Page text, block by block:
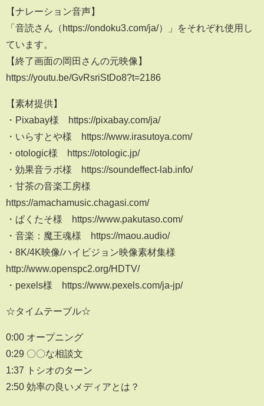
【ナレーション音声】
「音読さん（https://ondoku3.com/ja/）」をそれぞれ使用し
ています。
【終了画面の岡田さんの元映像】
https://youtu.be/GvRsriStDo8?t=2186
【素材提供】
・Pixabay様 https://pixabay.com/ja/
・いらすとや様 https://www.irasutoya.com/
・otologic様 https://otologic.jp/
・効果音ラボ様 https://soundeffect-lab.info/
・甘茶の音楽工房様
https://amachamusic.chagasi.com/
・ぱくたそ様 https://www.pakutaso.com/
・音楽：魔王魂様 https://maou.audio/
・8K/4K映像/ハイビジョン映像素材集様
http://www.openspc2.org/HDTV/
・pexels様 https://www.pexels.com/ja-jp/
☆タイムテーブル☆
0:00 オープニング
0:29 〇〇な相談文
1:37 トシオのターン
2:50 効率の良いメディアとは？